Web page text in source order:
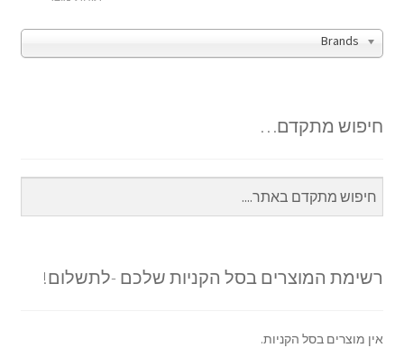
Brands
חיפוש מתקדם…
רשימת המוצרים בסל הקניות שלכם -לתשלום!
אין מוצרים בסל הקניות.